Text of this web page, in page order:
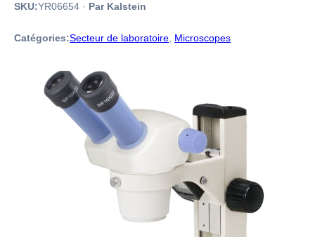
SKU:YR06654 · Par Kalstein
Catégories:Secteur de laboratoire Microscopes